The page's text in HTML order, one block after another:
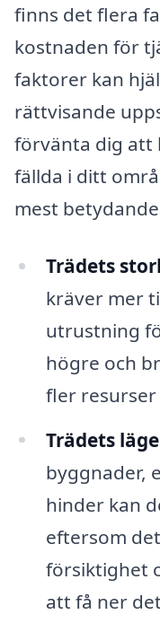
finns det flera
kostnaden för
faktorer kan
rättvisande
förvänta dig att
fällda i ditt
mest
Trädets
kräver mer
utrustning
högre och
fler resurser
Trädets
byggnader,
hinder kan
eftersom
försiktighet
att få ner